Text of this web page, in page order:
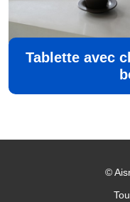
Tablette avec
©